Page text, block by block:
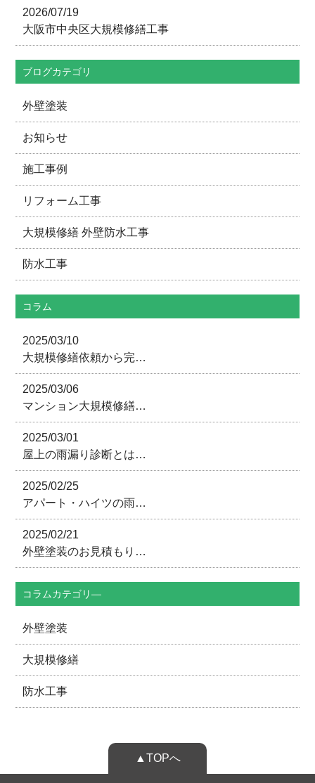
2026/07/19
大阪市中央区大規模修繕工事
ブログカテゴリ
外壁塗装
お知らせ
施工事例
リフォーム工事
大規模修繕 外壁防水工事
防水工事
コラム
2025/03/10
大規模修繕依頼から完…
2025/03/06
マンション大規模修繕…
2025/03/01
屋上の雨漏り診断とは…
2025/02/25
アパート・ハイツの雨…
2025/02/21
外壁塗装のお見積もり…
コラムカテゴリ―
外壁塗装
大規模修繕
防水工事
▲TOPへ